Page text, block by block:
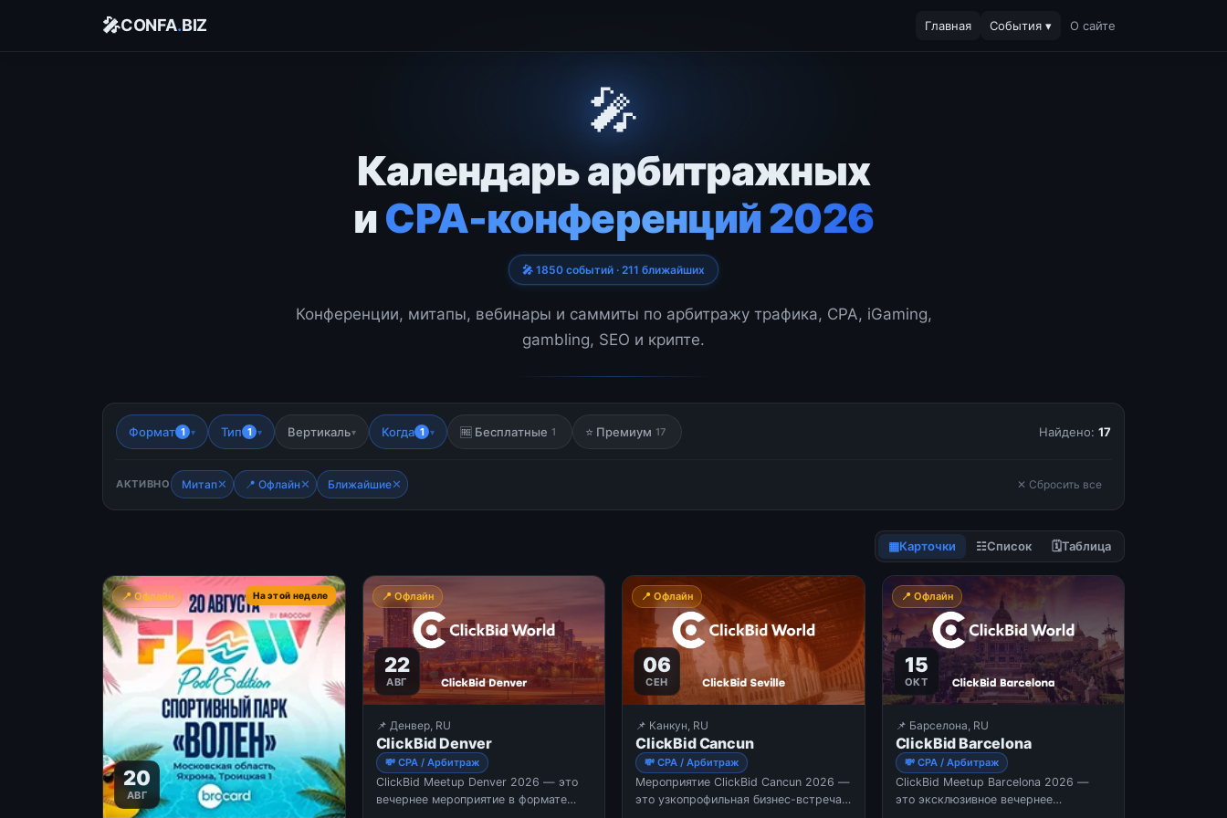
🎤CONFA.BIZ Главная События ▾ О сайте
🎤
Календарь арбитражных
иCPA-конференций 2026
🎤 1850 событий · 211 ближайших
Конференции, митапы, вебинары и саммиты по арбитражу трафика, CPA, iGaming,
gambling, SEO и крипте.
Формат 1 ▾ Тип 1 ▾ Вертикаль▾ Когда 1 ▾ 🆓 Бесплатные 1 ⭐ Премиум 17 Найдено: 17
АКТИВНО Митап✕ 📍 Офлайн✕ Ближайшие✕ ✕ Сбросить все
▦Карточки ☷Список 🗓Таблица
📍 Офлайн На этой неделе
20
АВГ
📍 Офлайн
22
АВГ
📌 Денвер, RU
ClickBid Denver
💸 CPA / Арбитраж
ClickBid Meetup Denver 2026 — это
вечернее мероприятие в формате
📍 Офлайн
06
СЕН
📌 Канкун, RU
ClickBid Cancun
💸 CPA / Арбитраж
Мероприятие ClickBid Cancun 2026 —
это узкопрофильная бизнес-встреча,
📍 Офлайн
15
ОКТ
📌 Барселона, RU
ClickBid Barcelona
💸 CPA / Арбитраж
ClickBid Meetup Barcelona 2026 —
это эксклюзивное вечернее